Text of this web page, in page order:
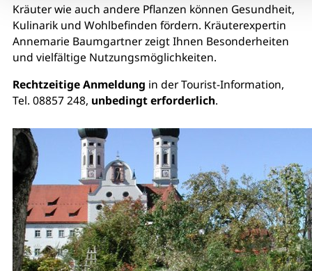
Kräuter wie auch andere Pflanzen können Gesundheit,
Kulinarik und Wohlbefinden fördern. Kräuterexpertin
Annemarie Baumgartner zeigt Ihnen Besonderheiten
und vielfältige Nutzungsmöglichkeiten.
Rechtzeitige Anmeldung in der Tourist-Information,
Tel. 08857 248, unbedingt erforderlich.